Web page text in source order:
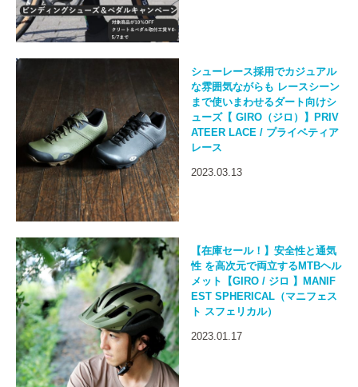
シューレース採用でカジュアル
な雰囲気ながらも レースシーン
まで使いまわせるダート向けシ
ューズ【 GIRO（ジロ）】PRIV
ATEER LACE / プライベティア
レース
2023.03.13
【在庫セール！】安全性と通気
性 を高次元で両立するMTBヘル
メット【GIRO / ジロ 】MANIF
EST SPHERICAL（マニフェス
ト スフェリカル）
2023.01.17